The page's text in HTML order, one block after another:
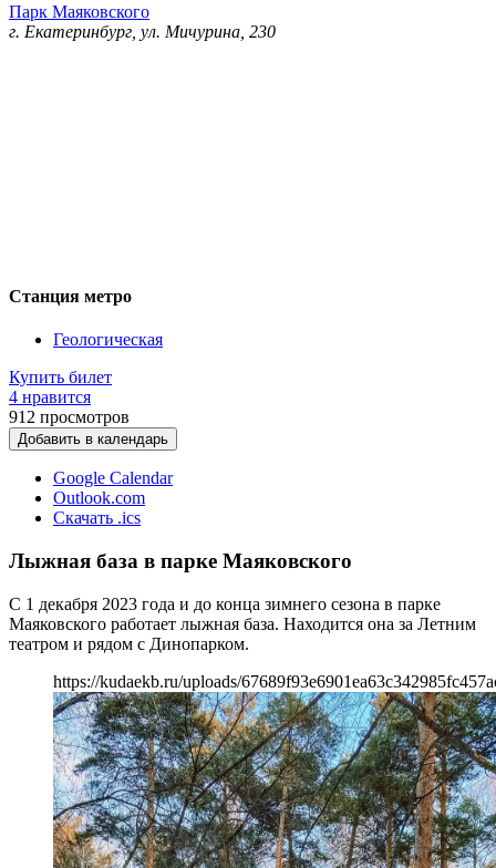
Парк Маяковского
г. Екатеринбург, ул. Мичурина, 230
Станция метро
Геологическая
Купить билет
4 нравится
912 просмотров
Добавить в календарь
Google Calendar
Outlook.com
Скачать .ics
Лыжная база в парке Маяковского
С 1 декабря 2023 года и до конца зимнего сезона в парке
Маяковского работает лыжная база. Находится она за Летним
театром и рядом с Динопарком.
https://kudaekb.ru/uploads/